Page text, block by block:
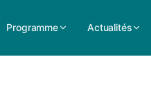
Programme Actualités